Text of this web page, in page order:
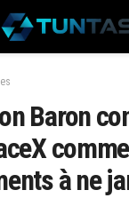
Baron
à ne